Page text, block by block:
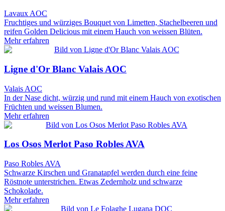
Lavaux AOC
Fruchtiges und würziges Bouquet von Limetten, Stachelbeeren und
reifen Golden Delicious mit einem Hauch von weissen Blüten.
Mehr erfahren
Ligne d'Or Blanc Valais AOC
Valais AOC
In der Nase dicht, würzig und rund mit einem Hauch von exotischen
Früchten und weissen Blumen.
Mehr erfahren
Los Osos Merlot Paso Robles AVA
Paso Robles AVA
Schwarze Kirschen und Granatapfel werden durch eine feine
Röstnote unterstrichen. Etwas Zedernholz und schwarze
Schokolade.
Mehr erfahren